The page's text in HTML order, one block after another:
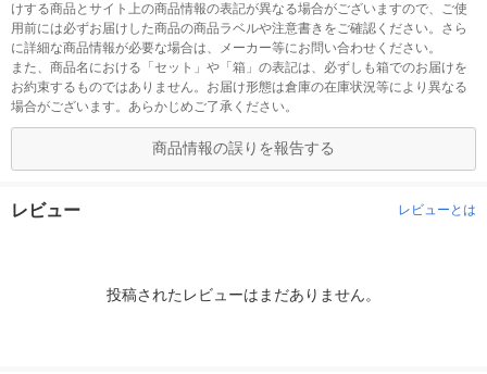
けする商品とサイト上の商品情報の表記が異なる場合がございますので、ご使
用前には必ずお届けした商品の商品ラベルや注意書きをご確認ください。さら
に詳細な商品情報が必要な場合は、メーカー等にお問い合わせください。
また、商品名における「セット」や「箱」の表記は、必ずしも箱でのお届けを
お約束するものではありません。お届け形態は倉庫の在庫状況等により異なる
場合がございます。あらかじめご了承ください。
商品情報の誤りを報告する
レビュー レビューとは
投稿されたレビューはまだありません。